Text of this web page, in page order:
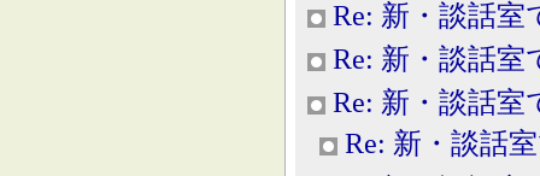
Re: 新・談話室
Re: 新・談話室
Re: 新・談話室
Re: 新・談話